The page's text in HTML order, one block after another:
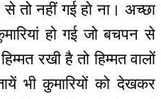
तो नहीं गई हो ना। अच्छा
हो गई जो बचपन से
रखी है तो हिम्मत वालों
भी कुमारियों को देखकर